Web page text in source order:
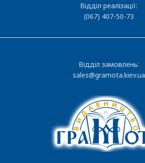
Відділ реалізації:
(067) 407-50-73
Відділ замовлень:
sales@gramota.kiev.ua